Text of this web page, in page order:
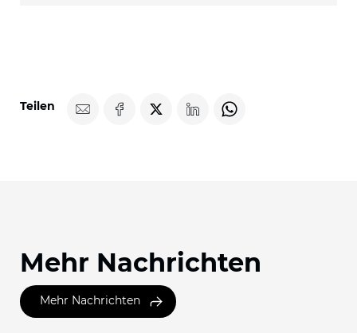
Teilen
Mehr Nachrichten
Mehr Nachrichten